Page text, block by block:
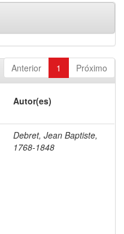
Anterior 1 Próximo
Autor(es)
Debret, Jean Baptiste,
1768-1848